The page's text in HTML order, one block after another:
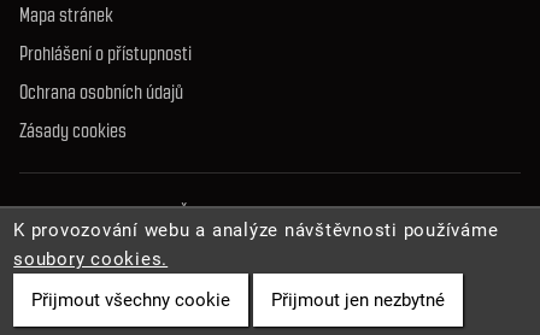
Jeskyně Výpustek
SLUŽBY A INFO
Pro média
Volná místa
Mapa stránek
Prohlášení o přístupnosti
K provozování webu a analýze návštěvnosti používáme
soubory cookies.
Přijmout všechny cookie
Přijmout jen nezbytné